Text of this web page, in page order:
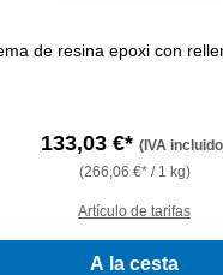
de resina epoxi con
133,03 €* (IVA
(266,06 €* / 1 kg)
Artículo de tarifas
A la cesta